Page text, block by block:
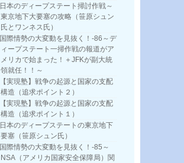
日本のディープステート掃討作戦～
東京地下大要塞の攻略（笹原シュン
氏とワンネス氏）
国際情勢の大変動を見抜く！-86～デ
ィープステート一掃作戦の報道がア
メリカで始まった！＋JFKが副大統
領就任！！～
【実現塾】戦争の起源と国家の支配
構造（追求ポイント２）
【実現塾】戦争の起源と国家の支配
構造（追求ポイント１）
日本のディープステートの東京地下
要塞（笹原シュン氏）
国際情勢の大変動を見抜く！-85～
NSA（アメリカ国家安全保障局）関